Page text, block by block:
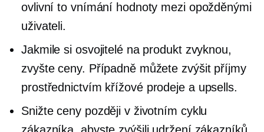
ovlivní to vnímání hodnoty mezi opožděnými
uživateli.
Jakmile si osvojitelé na produkt zvyknou,
zvyšte ceny. Případně můžete zvýšit příjmy
prostřednictvím křížové prodejea upsells.
Snižte ceny později v životním cyklu